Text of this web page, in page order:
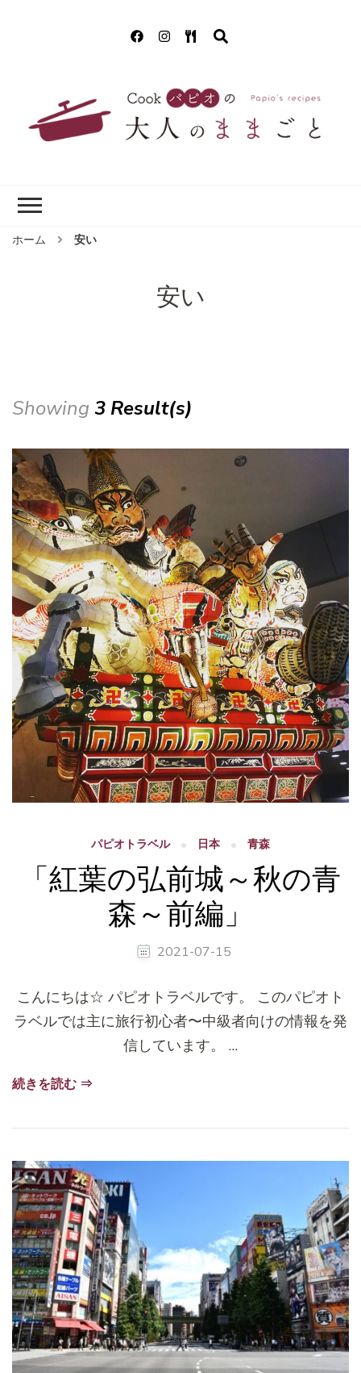
ホーム 安い
安い
Showing 3 Result(s)
パピオトラベル 日本 青森
「紅葉の弘前城～秋の青
森～前編」
2021-07-15
こんにちは☆ パピオトラベルです。 このパピオト
ラベルでは主に旅行初心者〜中級者向けの情報を発
信しています。 …
続きを読む ⇒